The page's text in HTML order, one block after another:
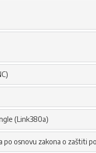
(Link380a)
po osnovu zakona o zaštiti